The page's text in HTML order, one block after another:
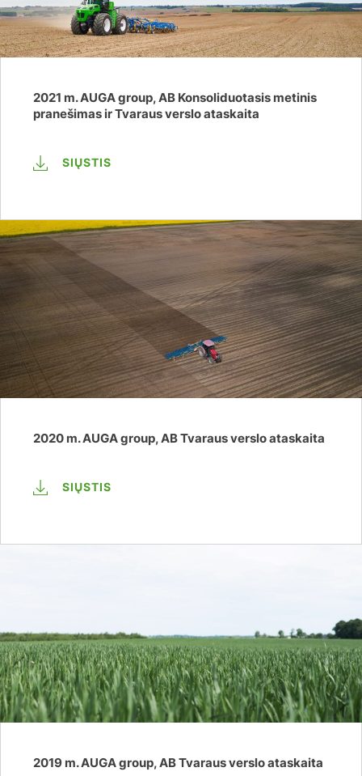
2021 m. AUGA group, AB Konsoliduotasis metinis
pranešimas ir Tvaraus verslo ataskaita
SIŲSTIS
2020 m. AUGA group, AB Tvaraus verslo ataskaita
SIŲSTIS
2019 m. AUGA group, AB Tvaraus verslo ataskaita